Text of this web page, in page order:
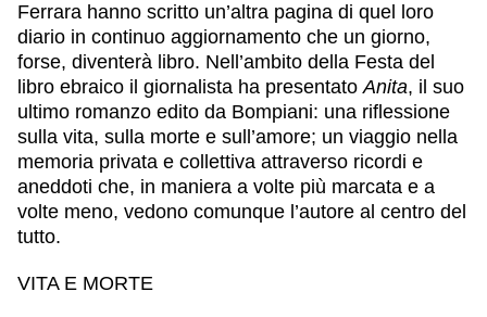
Ferrara hanno scritto un’altra pagina di quel loro
diario in continuo aggiornamento che un giorno,
forse, diventerà libro. Nell’ambito della Festa del
libro ebraico il giornalista ha presentato Anita, il suo
ultimo romanzo edito da Bompiani: una riflessione
sulla vita, sulla morte e sull’amore; un viaggio nella
memoria privata e collettiva attraverso ricordi e
aneddoti che, in maniera a volte più marcata e a
volte meno, vedono comunque l’autore al centro del
tutto.
VITA E MORTE